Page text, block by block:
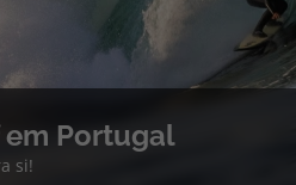
Portugal
si!